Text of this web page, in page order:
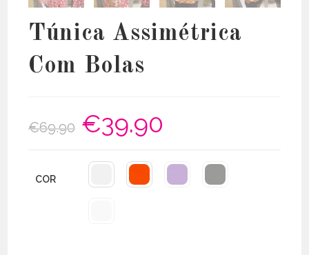
Túnica Assimétrica
Com Bolas
€69.90
O
preço
original
€39.90
COR